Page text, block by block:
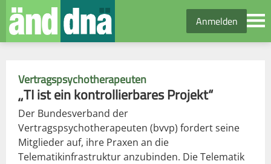
Anmelden
Vertragspsychotherapeuten
„TI ist ein kontrollierbares Projekt“
Der Bundesverband der
Vertragspsychotherapeuten (bvvp) fordert seine
Mitglieder auf, ihre Praxen an die
Telematikinfrastruktur anzubinden. Die Telematik